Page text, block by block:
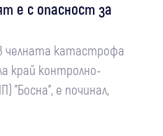
е с опасност за
катастрофа
край контролно-
"Босна", е починал,